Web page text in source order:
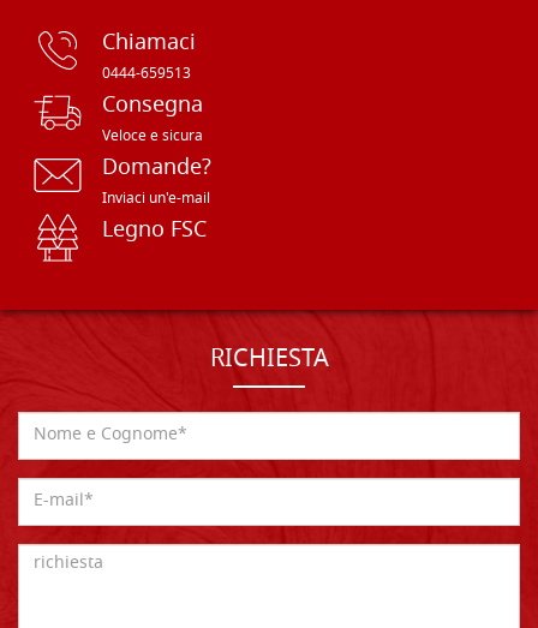
Chiamaci
0444-659513
Consegna
Veloce e sicura
Domande?
Inviaci un'e-mail
Legno FSC
RICHIESTA